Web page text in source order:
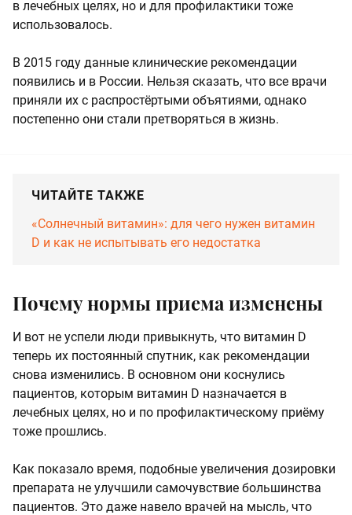
в лечебных целях, но и для профилактики тоже
использовалось.
В 2015 году данные клинические рекомендации
появились и в России. Нельзя сказать, что все врачи
приняли их с распростёртыми объятиями, однако
постепенно они стали претворяться в жизнь.
ЧИТАЙТЕ ТАКЖЕ
«Солнечный витамин»: для чего нужен витамин
D и как не испытывать его недостатка
Почему нормы приема изменены
И вот не успели люди привыкнуть, что витамин D
теперь их постоянный спутник, как рекомендации
снова изменились. В основном они коснулись
пациентов, которым витамин D назначается в
лечебных целях, но и по профилактическому приёму
тоже прошлись.
Как показало время, подобные увеличения дозировки
препарата не улучшили самочувствие большинства
пациентов. Это даже навело врачей на мысль, что